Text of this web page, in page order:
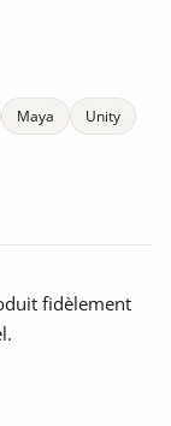
Maya
Unity
fidèlement